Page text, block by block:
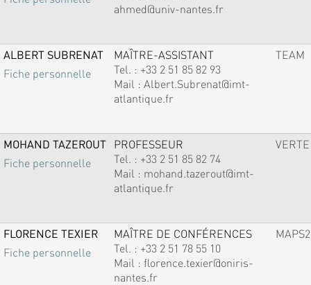
ahmed@univ-nantes.fr
ALBERT SUBRENAT
Fiche personnelle
MAÎTRE-ASSISTANT
Tel. : +33 2 51 85 82 93
Mail : Albert.Subrenat@imt-
atlantique.fr
TEAM
MOHAND TAZEROUT
Fiche personnelle
PROFESSEUR
Tel. : +33 2 51 85 82 74
Mail : mohand.tazerout@imt-
atlantique.fr
VERTE
FLORENCE TEXIER
Fiche personnelle
MAÎTRE DE CONFÉRENCES
Tel. : +33 2 51 78 55 10
Mail : florence.texier@oniris-
nantes.fr
MAPS2